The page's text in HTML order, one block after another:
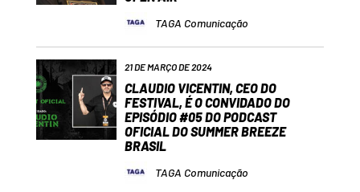
TAGA Comunicação
21 DE MARÇO DE 2024
CLAUDIO VICENTIN, CEO DO
FESTIVAL, É O CONVIDADO DO
EPISÓDIO #05 DO PODCAST
OFICIAL DO SUMMER BREEZE
BRASIL
TAGA Comunicação